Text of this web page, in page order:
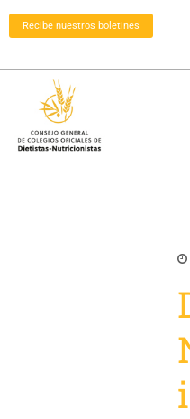
Recibe nuestros boletines